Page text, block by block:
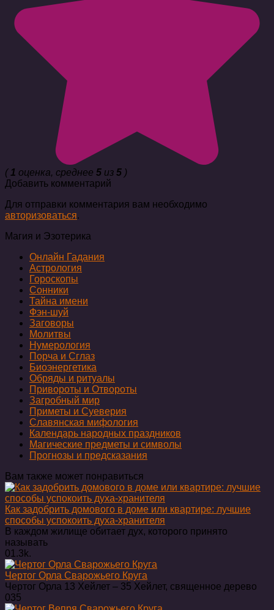
(1 оценка, среднее 5 из 5 )
Добавить комментарий
Для отправки комментария вам необходимо
авторизоваться.
Магия и Эзотерика
Онлайн Гадания
Астрология
Гороскопы
Сонники
Тайна имени
Фэн-шуй
Заговоры
Молитвы
Нумерология
Порча и Сглаз
Биоэнергетика
Обряды и ритуалы
Привороты и Отвороты
Загробный мир
Приметы и Суеверия
Славянская мифология
Календарь народных праздников
Магические предметы и символы
Прогнозы и предсказания
Вам также может понравиться
Как задобрить домового в доме или квартире: лучшие
способы успокоить духа-хранителя
В каждом жилище обитает дух, которого принято
называть
01.3k.
Чертог Орла Сварожьего Круга
Чертог Орла 13 Хейлет ‒ 35 Хейлет, священное дерево
035